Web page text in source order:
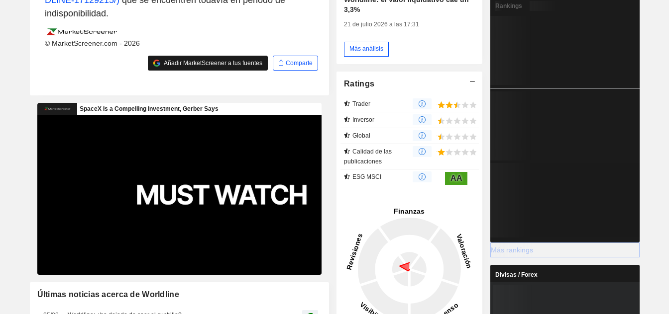
indisponibilidad.
© MarketScreener.com - 2026
Añadir MarketScreener a tus fuentes Comparte
Últimas noticias acerca de Worldline
3,3%
21 de julio 2026 a las 17:31
Más análisis
Ratings
Trader
Inversor
Global
Calidad de las
publicaciones
ESG MSCI AA
Rankings
Más rankings
Divisas / Forex